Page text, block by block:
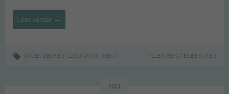
Lees verder Hoe
houden
het
→
GROEN DENKEN LOCKDOWN, MENTALE GEZONDHEID , ZELFZORG
ALLE 9 REACTIES BEKIJKEN
2021